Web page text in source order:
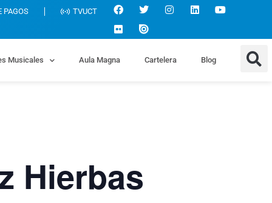
PAGOS TVUCT
Musicales Aula Magna Cartelera Blog
Hierbas